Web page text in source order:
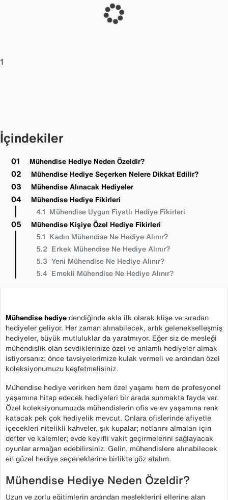
1
İçindekiler
Mühendise Hediye Neden Özeldir?
Mühendise Hediye Seçerken Nelere Dikkat Edilir?
Mühendise Alınacak Hediyeler
Mühendise Hediye Fikirleri
Mühendise Uygun Fiyatlı Hediye Fikirleri
Mühendise Kişiye Özel Hediye Fikirleri
Kadın Mühendise Ne Hediye Alınır?
Erkek Mühendise Ne Hediye Alınır?
Yeni Mühendise Ne Hediye Alınır?
Emekli Mühendise Ne Hediye Alınır?
Mühendise hediyedendiğinde akla ilk olarak klişe ve sıradan
hediyeler geliyor. Her zaman alınabilecek, artık gelenekselleşmiş
hediyeler, büyük mutluluklar da yaratmıyor. Eğer siz de mesleği
mühendislik olan sevdiklerinize özel ve anlamlı hediyeler almak
istiyorsanız; önce tavsiyelerimize kulak vermeli ve ardından özel
koleksiyonumuzu keşfetmelisiniz.
Mühendise hediye verirken hem özel yaşamı hem de profesyonel
yaşamına hitap edecek hediyeleri bir arada sunmakta fayda var.
Özel koleksiyonumuzda mühendislerin ofis ve ev yaşamına renk
katacak pek çok hediyelik mevcut. Onlara ofislerinde afiyetle
içecekleri nitelikli kahveler, şık kupalar; notlarını almaları için
defter ve kalemler; evde keyifli vakit geçirmelerini sağlayacak
oyunlar armağan edebilirsiniz. Gelin, mühendislere alınabilecek
en güzel hediye seçeneklerine birlikte göz atalım.
Mühendise Hediye Neden Özeldir?
Uzun ve zorlu eğitimlerin ardından mesleklerini ellerine alan